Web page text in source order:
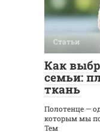
Статьи
Как
семьи:
ткань
Полотенце —
которым мы
Тем